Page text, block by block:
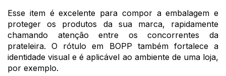
Esse item é excelente para compor a embalagem e
proteger os produtos da sua marca, rapidamente
chamando atenção entre os concorrentes da
prateleira. O rótulo em BOPP também fortalece a
identidade visual e é aplicável ao ambiente de uma loja,
por exemplo.